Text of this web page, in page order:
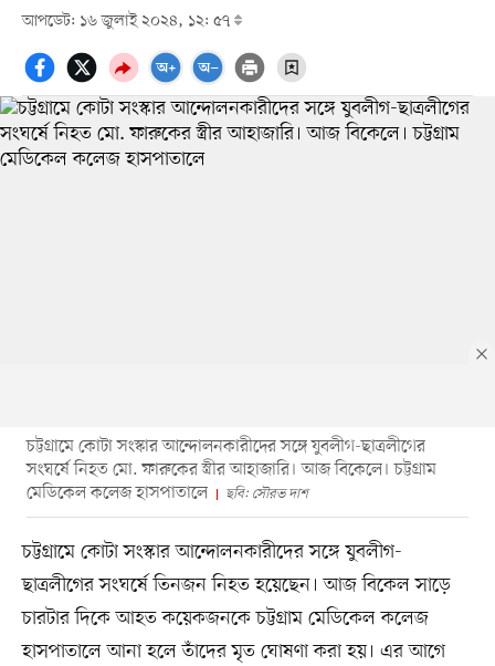
আপডেট: ১৬ জুলাই ২০২৪, ১২: ৫৭
চট্টগ্রামে কোটা সংস্কার আন্দোলনকারীদের সঙ্গে যুবলীগ-ছাত্রলীগের
সংঘর্ষে নিহত মো. ফারুকের স্ত্রীর আহাজারি। আজ বিকেলে। চট্টগ্রাম
মেডিকেল কলেজ হাসপাতালে
ছবি: সৌরভ দাশ
চট্টগ্রামে কোটা সংস্কার আন্দোলনকারীদের সঙ্গে যুবলীগ-
ছাত্রলীগের সংঘর্ষে তিনজন নিহত হয়েছেন। আজ বিকেল সাড়ে
চারটার দিকে আহত কয়েকজনকে চট্টগ্রাম মেডিকেল কলেজ
হাসপাতালে আনা হলে তাঁদের মৃত ঘোষণা করা হয়। এর আগে